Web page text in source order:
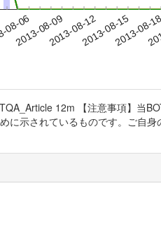
06
2013-08-092013-08-122013-08-152013-08-
12m 【注意事項】当
示されているものです。ご自